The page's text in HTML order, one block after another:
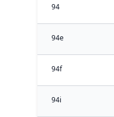
94
94e
94f
94i